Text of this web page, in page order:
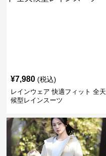
¥7,980 (税込)
レインウェア 快適フィット 全天
候型レインスーツ